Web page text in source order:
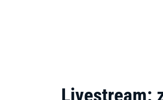
Livestream: